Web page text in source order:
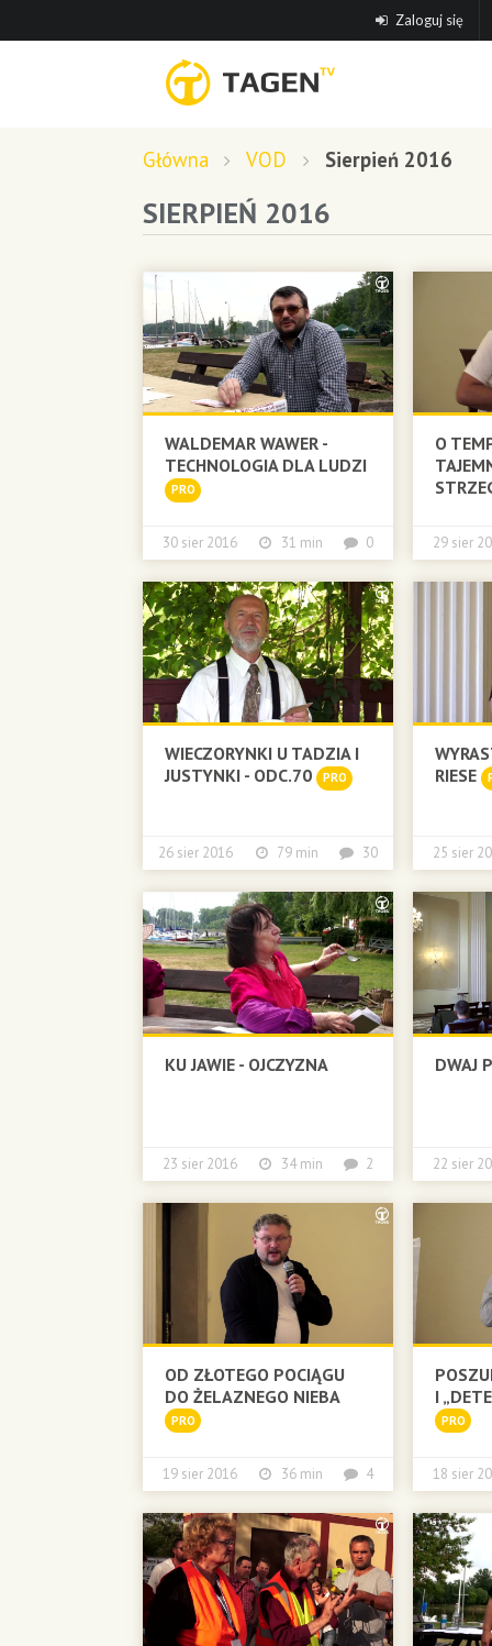
Zaloguj się
Główna VOD Sierpień 2016
SIERPIEŃ 2016
WALDEMAR WAWER -
TECHNOLOGIA DLA LUDZI
PRO
30 sier 2016 31 min 0
O
29 sier
WIECZORYNKI U TADZIA I
JUSTYNKI - ODC.70
PRO
26 sier 2016 79 min 30
RIESE
25 sier
KU JAWIE - OJCZYZNA
23 sier 2016 34 min 2
DWAJ
22 sier
OD ZŁOTEGO POCIĄGU
DO ŻELAZNEGO NIEBA
PRO
19 sier 2016 36 min 4
I
PRO
18 sier